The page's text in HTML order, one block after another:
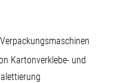
Kartonverklebe- und